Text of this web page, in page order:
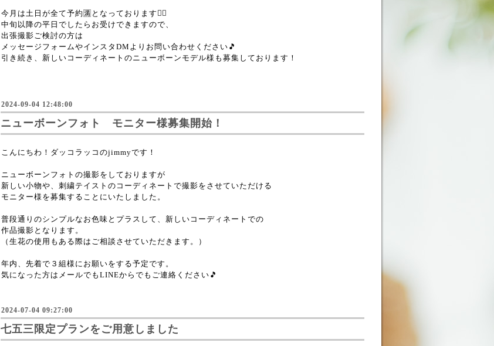
今月は土日が全て予約🈵となっております🙇‍♀️
中旬以降の平日でしたらお受けできますので、
出張撮影ご検討の方は
メッセージフォームやインスタDMよりお問い合わせください🎵
引き続き、新しいコーディネートのニューボーンモデル様も募集しております！
2024-09-04 12:48:00
ニューボーンフォト モニター様募集開始！
こんにちわ！ダッコラッコのjimmyです！
ニューボーンフォトの撮影をしておりますが
新しい小物や、刺繍テイストのコーディネートで撮影をさせていただける
モニター様を募集することにいたしました。
普段通りのシンプルなお色味とプラスして、新しいコーディネートでの
作品撮影となります。
（生花の使用もある際はご相談させていただきます。）
年内、先着で３組様にお願いをする予定です。
気になった方はメールでもLINEからでもご連絡ください🎵
2024-07-04 09:27:00
七五三限定プランをご用意しました